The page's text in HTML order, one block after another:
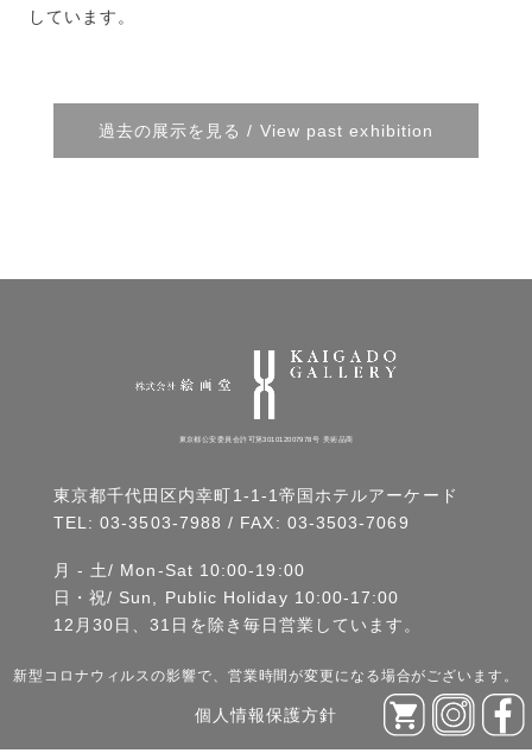
しています。
過去の展示を見る / View past exhibition
東京都公安委員会許可第301012007978号 美術品商
東京都千代田区内幸町1-1-1帝国ホテルアーケード
TEL:03-3503-7988 / FAX: 03-3503-7069
月 - 土/ Mon-Sat 10:00-19:00
日・祝/ Sun, Public Holiday 10:00-17:00
12月30日、31日を除き毎日営業しています。
新型コロナウィルスの影響で、営業時間が変更になる場合がございます。
個人情報保護方針